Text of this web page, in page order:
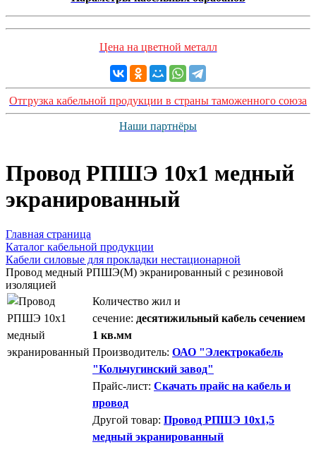
Цена на цветной металл
Отгрузка кабельной продукции в страны таможенного союза
Наши партнёры
Провод РПШЭ 10х1 медный
экранированный
Главная страница
Каталог кабельной продукции
Кабели силовые для прокладки нестационарной
Провод медный РПШЭ(М) экранированный с резиновой
изоляцией
Количество жил и
сечение: десятижильный кабель сечением
1 кв.мм
Производитель: ОАО "Электрокабель
"Кольчугинский завод"
Прайс-лист: Скачать прайс на кабель и
провод
Другой товар: Провод РПШЭ 10х1,5
медный экранированный